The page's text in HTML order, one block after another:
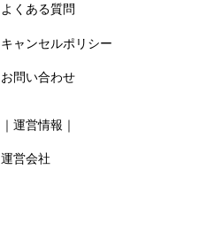
よくある質問
キャンセルポリシー
お問い合わせ
｜運営情報｜
運営会社